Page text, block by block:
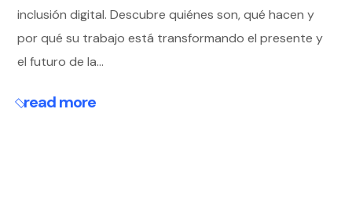
inclusión digital. Descubre quiénes son, qué hacen y
por qué su trabajo está transformando el presente y
el futuro de la...
read more